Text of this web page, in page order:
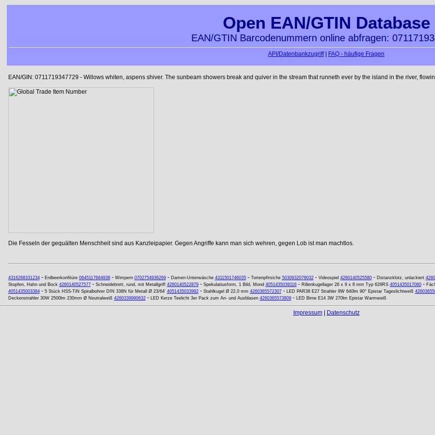
Open EAN/GTIN Database
EAN/GTIN Barcodenummern online abfragen:
API/Datenbankzugriff| FAQ - häufige Fragen
EAN/GIN: 0711719347729 - Willows whiten, aspens shiver. The sunbeam showers break and quiver in the stream that runneth ever by the island in the river,
Die Fesseln der gequälten Menschheit sind aus Kanzleipapier. Gegen Angriffe kann man sich wehren, gegen Lob ist man machtlos.
4316268331234- Erdbeerkonfitüre 0645117664938- Wimpern 0702754936269- Damen-Unterwäsche 4311501746035- Tortenpfirsiche 5030932078032- Videospiel 4260140525580- Distanzklotz, unlackiert
Stopfen, Hahn und Bock 4260140527577- Schneidebrett, rund, mit Metallgriff 4260140522879- Spekulatiusform, 1 Bild, Mond 4051435039116- Rillenkugellager 26 x 9 x 8 mm Typ 629RS 4051435017060-
4051435003384- 5 Stück HSS-TiN Spiralbohrer DIN 338N für Metall Ø 23/64' 4051435033992- Stahlkugel Ø 22,0 mm 4260365572307- LED PAR38 E27 Strahler 9W 640lm 90° Epistar Tageslichtweiß
Deckenstrahler 30W 2500lm 230mm Ø Neutralweiß 4260339990632- LED Kerze Teelicht 3er Pack zum An- und Ausblasen 4260365573809- LED Birne E14 3W 270lm Epistar Warmweiß
Impressum| Datenschutz